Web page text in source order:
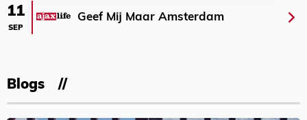
11
SEP
Geef Mij Maar Amsterdam
Blogs